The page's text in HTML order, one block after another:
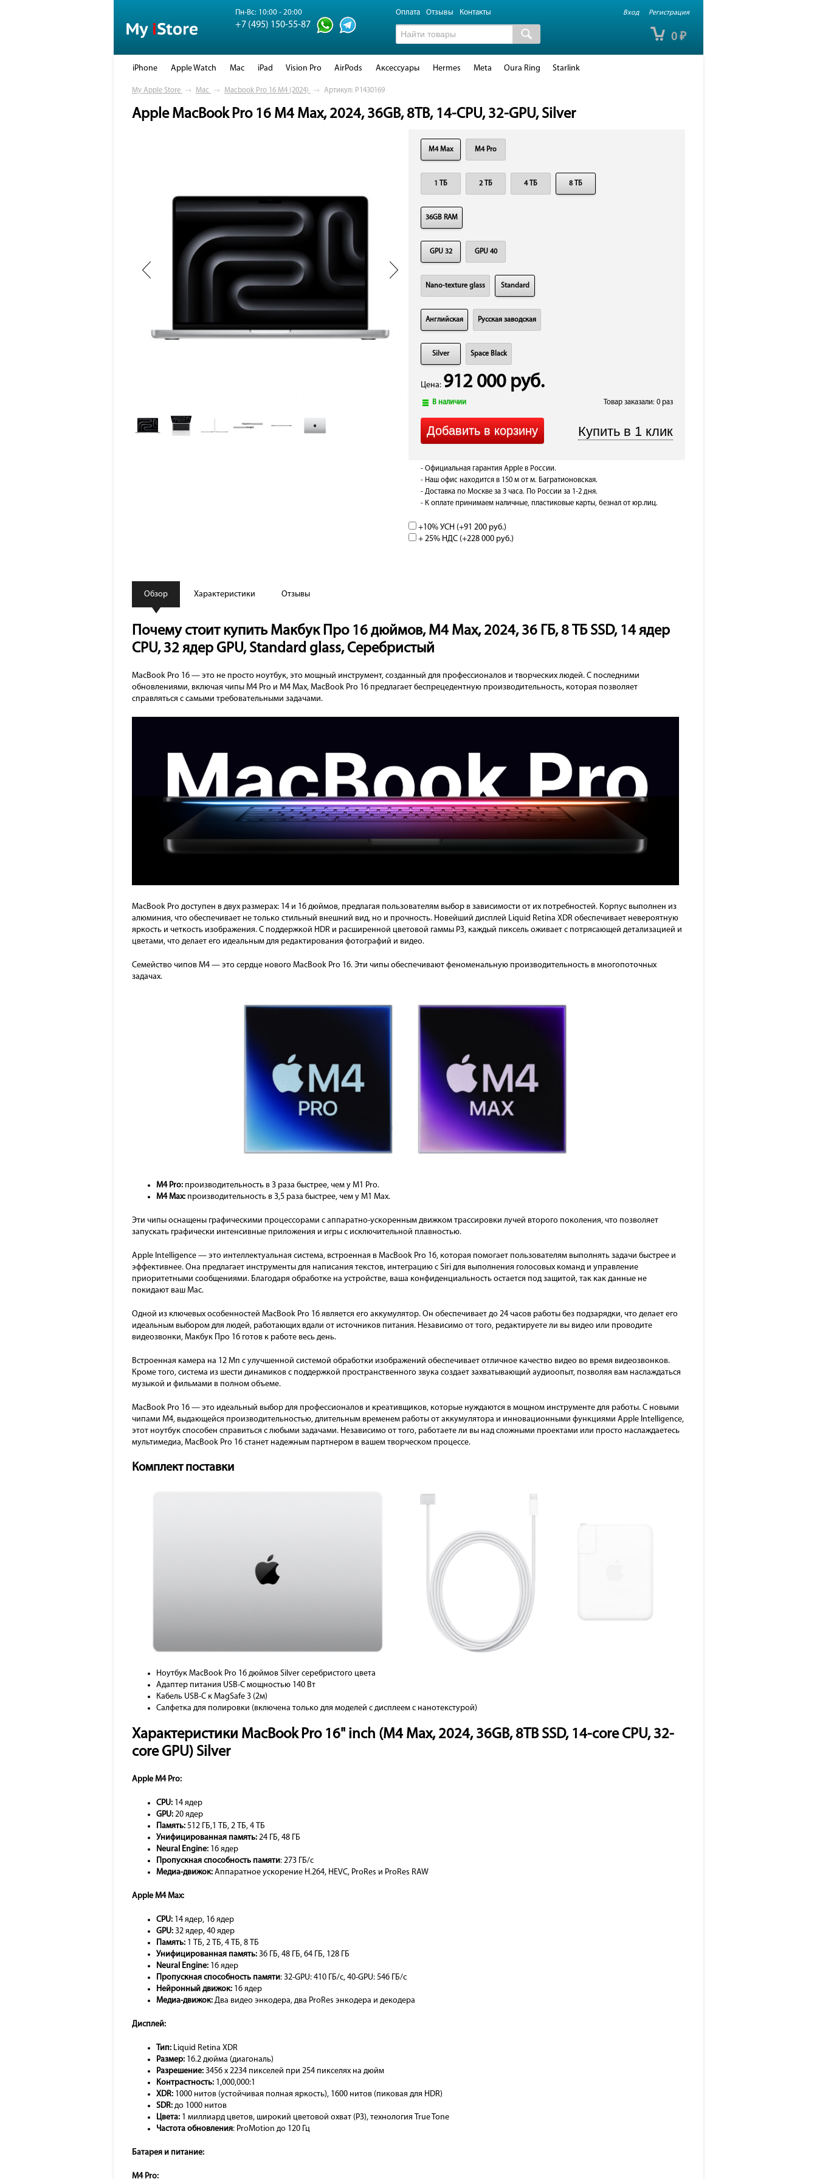
Вход Регистрация
Пн-Вс: 10:00 - 20:00
+7 (495) 150-55-87
Оплата Отзывы Контакты
0 ₽
iPhone Apple Watch Mac iPad Vision Pro AirPods Аксессуары Hermes Meta Oura Ring Starlink
My Apple Store → Mac → Macbook Pro 16 M4 (2024) → Артикул: P1430169
Apple MacBook Pro 16 M4 Max, 2024, 36GB, 8TB, 14-CPU, 32-GPU, Silver
M4 Max M4 Pro
1 ТБ 2 ТБ 4 ТБ 8 ТБ
36GB RAM
GPU 32 GPU 40
Nano-texture glass Standard
Английская Русская заводская
Silver Space Black
Цена: 912 000 руб.
В наличии Товар заказали: 0 раз
- Официальная гарантия Apple в России.
- Наш офис находится в 150 м от м. Багратионовская.
- Доставка по Москве за 3 часа. По России за 1-2 дня.
- К оплате принимаем наличные, пластиковые карты, безнал от юр.лиц.
+10% УСН (+91 200 руб.)
+ 25% НДС (+228 000 руб.)
Обзор Характеристики Отзывы
Почему стоит купить Макбук Про 16 дюймов, М4 Max, 2024, 36 ГБ, 8 ТБ SSD, 14 ядер
CPU, 32 ядер GPU, Standard glass, Серебристый
MacBook Pro 16 — это не просто ноутбук, это мощный инструмент, созданный для профессионалов и творческих людей. С последними
обновлениями, включая чипы M4 Pro и M4 Max, MacBook Pro 16 предлагает беспрецедентную производительность, которая позволяет
справляться с самыми требовательными задачами.
MacBook Pro доступен в двух размерах: 14 и 16 дюймов, предлагая пользователям выбор в зависимости от их потребностей. Корпус выполнен из
алюминия, что обеспечивает не только стильный внешний вид, но и прочность. Новейший дисплей Liquid Retina XDR обеспечивает невероятную
яркость и четкость изображения. С поддержкой HDR и расширенной цветовой гаммы P3, каждый пиксель оживает с потрясающей детализацией и
цветами, что делает его идеальным для редактирования фотографий и видео.
Семейство чипов M4 — это сердце нового MacBook Pro 16. Эти чипы обеспечивают феноменальную производительность в многопоточных
задачах.
M4 Pro: производительность в 3 раза быстрее, чем у M1 Pro.
M4 Max: производительность в 3,5 раза быстрее, чем у M1 Max.
Эти чипы оснащены графическими процессорами с аппаратно-ускоренным движком трассировки лучей второго поколения, что позволяет
запускать графически интенсивные приложения и игры с исключительной плавностью.
Apple Intelligence — это интеллектуальная система, встроенная в MacBook Pro 16, которая помогает пользователям выполнять задачи быстрее и
эффективнее. Она предлагает инструменты для написания текстов, интеграцию с Siri для выполнения голосовых команд и управление
приоритетными сообщениями. Благодаря обработке на устройстве, ваша конфиденциальность остается под защитой, так как данные не
покидают ваш Mac.
Одной из ключевых особенностей MacBook Pro 16 является его аккумулятор. Он обеспечивает до 24 часов работы без подзарядки, что делает его
идеальным выбором для людей, работающих вдали от источников питания. Независимо от того, редактируете ли вы видео или проводите
видеозвонки, Макбук Про 16 готов к работе весь день.
Встроенная камера на 12 Мп с улучшенной системой обработки изображений обеспечивает отличное качество видео во время видеозвонков.
Кроме того, система из шести динамиков с поддержкой пространственного звука создает захватывающий аудиоопыт, позволяя вам наслаждаться
музыкой и фильмами в полном объеме.
MacBook Pro 16 — это идеальный выбор для профессионалов и креативщиков, которые нуждаются в мощном инструменте для работы. С новыми
чипами M4, выдающейся производительностью, длительным временем работы от аккумулятора и инновационными функциями Apple Intelligence,
этот ноутбук способен справиться с любыми задачами. Независимо от того, работаете ли вы над сложными проектами или просто наслаждаетесь
мультимедиа, MacBook Pro 16 станет надежным партнером в вашем творческом процессе.
Комплект поставки
Ноутбук MacBook Pro 16 дюймов Silver серебристого цвета
Адаптер питания USB-C мощностью 140 Вт
Кабель USB-C к MagSafe 3 (2м)
Салфетка для полировки (включена только для моделей с дисплеем с нанотекстурой)
Характеристики MacBook Pro 16" inch (M4 Max, 2024, 36GB, 8TB SSD, 14-core CPU, 32-
core GPU) Silver
Apple M4 Pro:
CPU: 14 ядер
GPU: 20 ядер
Память: 512 ГБ,1 ТБ, 2 ТБ, 4 ТБ
Унифицированная память: 24 ГБ, 48 ГБ
Neural Engine: 16 ядер
Пропускная способность памяти: 273 ГБ/с
Mедиа-движок: Аппаратное ускорение H.264, HEVC, ProRes и ProRes RAW
Apple M4 Max:
CPU: 14 ядер, 16 ядер
GPU: 32 ядер, 40 ядер
Память: 1 ТБ, 2 ТБ, 4 ТБ, 8 ТБ
Унифицированная память: 36 ГБ, 48 ГБ, 64 ГБ, 128 ГБ
Neural Engine: 16 ядер
Пропускная способность памяти: 32-GPU: 410 ГБ/с, 40-GPU: 546 ГБ/с
Нейронный движок: 16 ядер
Медиа-движок: Два видео энкодера, два ProRes энкодера и декодера
Дисплей:
Тип: Liquid Retina XDR
Размер: 16.2 дюйма (диагональ)
Разрешение: 3456 x 2234 пикселей при 254 пикселях на дюйм
Контрастность: 1,000,000:1
XDR: 1000 нитов (устойчивая полная яркость), 1600 нитов (пиковая для HDR)
SDR: до 1000 нитов
Цвета: 1 миллиард цветов, широкий цветовой охват (P3), технология True Tone
Частота обновления: ProMotion до 120 Гц
Батарея и питание:
M4 Pro: